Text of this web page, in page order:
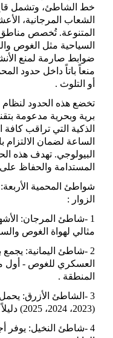
خط الشاطئ، وتشمل قاع
الشعاب المرجانية،
المتنوعة. تُخصص
السياحية مثل الغوص
ضوابط صارمة لمنع
منعاً باتاً داخل حدود
أو التلوث .
تخضع هذه الحدود
برية وبحرية مدعومة
الذكية التي تراقب
الساعة لضمان الالتزام
البيولوجي. تهدف هذه
المستدامة والحفاظ على
شواطئ المحمية
الزوار :
1
-شاطئ المرجان:
مثالي لهواة الغوص
2
-شاطئ اليمانية: يجمع
العسكري للغوص -
المنطقة .
3
- الشاطئ الأزرق: يحمل
(2023، 2024، 2025) دليلاً على نقاوة مياهه ونظافته
4
-شاطئ النخيل: يوفر